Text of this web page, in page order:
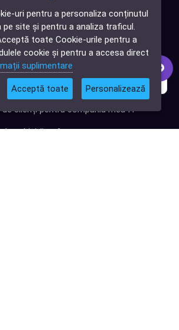
✕
Cauți o aplicație
software?
nu îți face griji.
de clienți pentru compania mea IT
achiziții software
uri pentru a personaliza conținutul
pe site și pentru a analiza traficul.
toate Cookie-urile pentru a
cookie și pentru a accesa direct
suplimentare
Acceptă toate Personalizează